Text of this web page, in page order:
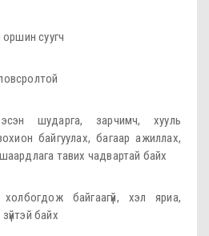
оршин суугч
шударга, зарчимч, хууль
байгуулах, багаар ажиллах,
тавих чадвартай байх
байгаагүй, хэл яриа,
байх